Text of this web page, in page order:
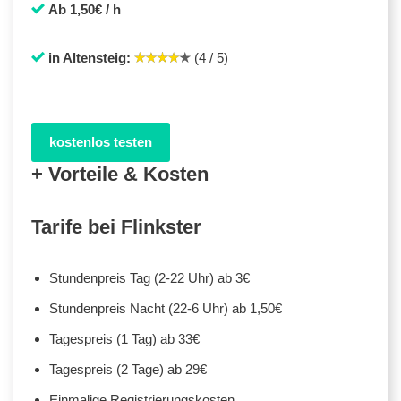
Ab 1,50€ / h
in Altensteig: (4 / 5)
kostenlos testen
+ Vorteile & Kosten
Tarife bei Flinkster
Stundenpreis Tag (2-22 Uhr) ab 3€
Stundenpreis Nacht (22-6 Uhr) ab 1,50€
Tagespreis (1 Tag) ab 33€
Tagespreis (2 Tage) ab 29€